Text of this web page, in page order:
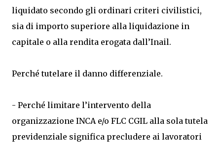
liquidato secondo gli ordinari criteri civilistici,
sia di importo superiore alla liquidazione in
capitale o alla rendita erogata dall’Inail.
Perché tutelare il danno differenziale.
- Perché limitare l’intervento della
organizzazione INCA e/o FLC CGIL alla sola tutela
previdenziale significa precludere ai lavoratori